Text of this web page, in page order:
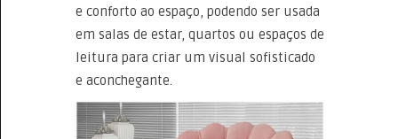
e conforto ao espaço, podendo ser usada
em salas de estar, quartos ou espaços de
leitura para criar um visual sofisticado
e aconchegante.